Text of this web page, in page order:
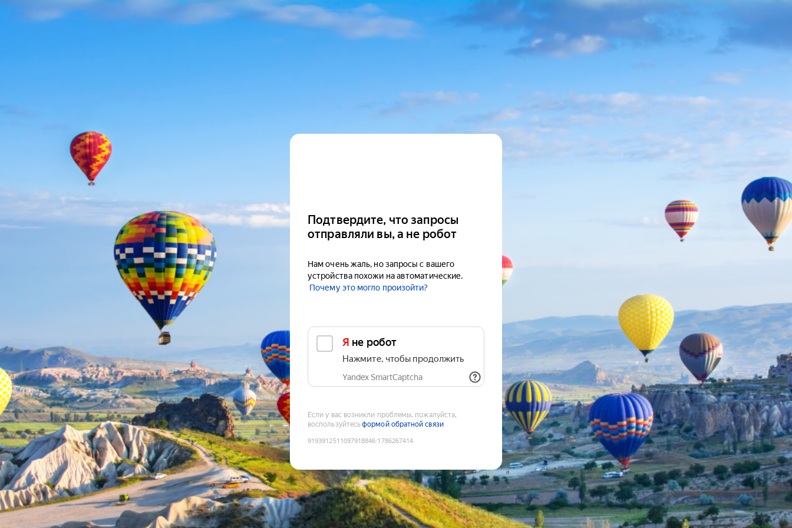
Подтвердите, что запросы
отправляли вы, а не робот
Нам очень жаль, но запросы с вашего
устройства похожи на автоматические.
Почему это могло произойти?
Я не робот
Нажмите, чтобы продолжить
Yandex SmartCaptcha
Если у вас возникли проблемы, пожалуйста,
воспользуйтесьформой обратной связи
9193912511097918846:1786267414